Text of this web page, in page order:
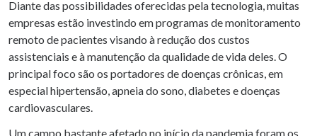
Diante das possibilidades oferecidas pela tecnologia, muitas
empresas estão investindo em programas de monitoramento
remoto de pacientes visando à redução dos custos
assistenciais e à manutenção da qualidade de vida deles. O
principal foco são os portadores de doenças crônicas, em
especial hipertensão, apneia do sono, diabetes e doenças
cardiovasculares.
Um campo bastante afetado no início da pandemia foram os